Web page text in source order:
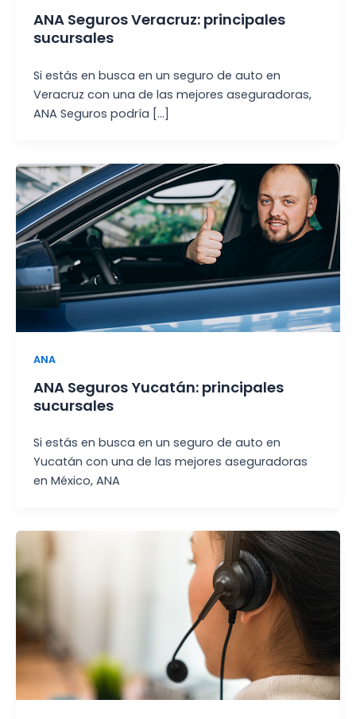
ANA Seguros Veracruz: principales
sucursales
Si estás en busca en un seguro de auto en
Veracruz con una de las mejores aseguradoras,
ANA Seguros podría […]
ANA
ANA Seguros Yucatán: principales
sucursales
Si estás en busca en un seguro de auto en
Yucatán con una de las mejores aseguradoras
en México, ANA